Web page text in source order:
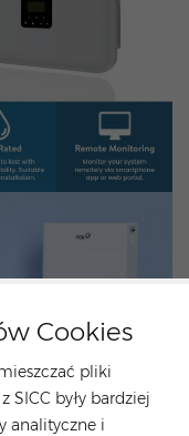
Cookies
pliki
SICC były bardziej
analityczne i